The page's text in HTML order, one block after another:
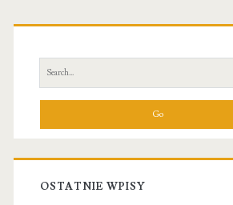
Primary
Sidebar
Search
for:
OSTATNIE WPISY